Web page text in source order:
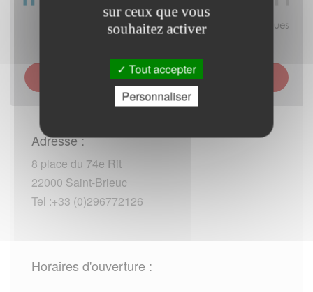
TRÉSORERIE HOSPITALIÈRE DE SAINT-BRIEUC -
LAMBALLE - PAIMPOL
Adresse :
8 place du 74e Rit
22000 Saint-Brieuc
Tel :+33 (0)296772126
Horaires d'ouverture :
sur ceux que vous
souhaitez activer
Tout accepter
Personnaliser